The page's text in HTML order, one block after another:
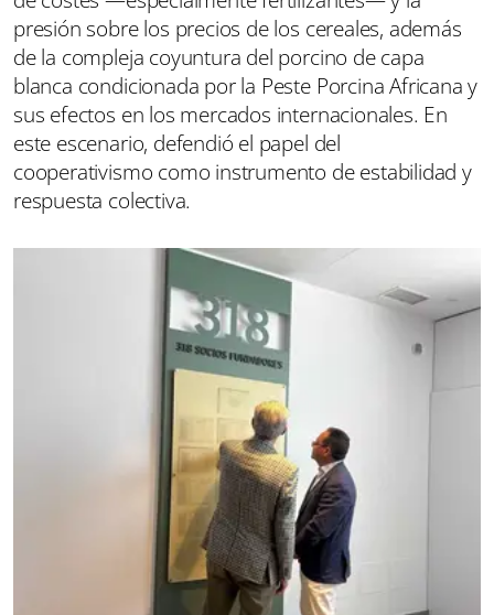
presión sobre los precios de los cereales, además
de la compleja coyuntura del porcino de capa
blanca condicionada por la Peste Porcina Africana y
sus efectos en los mercados internacionales. En
este escenario, defendió el papel del
cooperativismo como instrumento de estabilidad y
respuesta colectiva.